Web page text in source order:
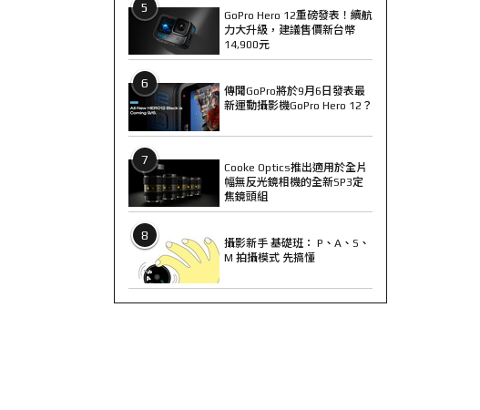
5
GoPro Hero 12重磅發表！續航
力大升級，建議售價新台幣
14,900元
6
傳聞GoPro將於9月6日發表最
新運動攝影機GoPro Hero 12？
7
Cooke Optics推出適用於全片
幅無反光鏡相機的全新SP3定
焦鏡頭組
8
攝影新手 基礎班： P、A、S、
M 拍攝模式 先搞懂